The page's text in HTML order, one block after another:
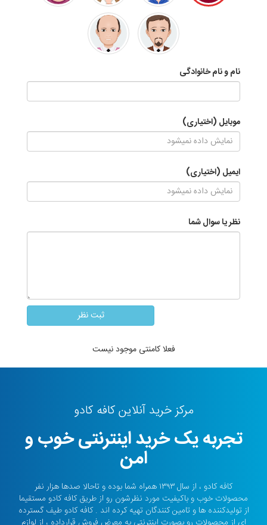
نام و نام خانوادگی
موبایل (اختیاری)
ایمیل (اختیاری)
نظر یا سوال شما
فعلا کامنتی موجود نیست
مرکز خرید آنلاین کافه کادو
تجربه یک خرید اینترنتی خوب و
امن
کافه کادو ، از سال ۱۳۹۳ همراه شما بوده و تاحالا صدها هزار نفر
محصولات خوب و باکیفیت مورد نظرشون رو از طریق کافه کادو مستقیما
از تولیدکننده ها و تامین کنندگان تهیه کرده اند . کافه کادو طیف گسترده